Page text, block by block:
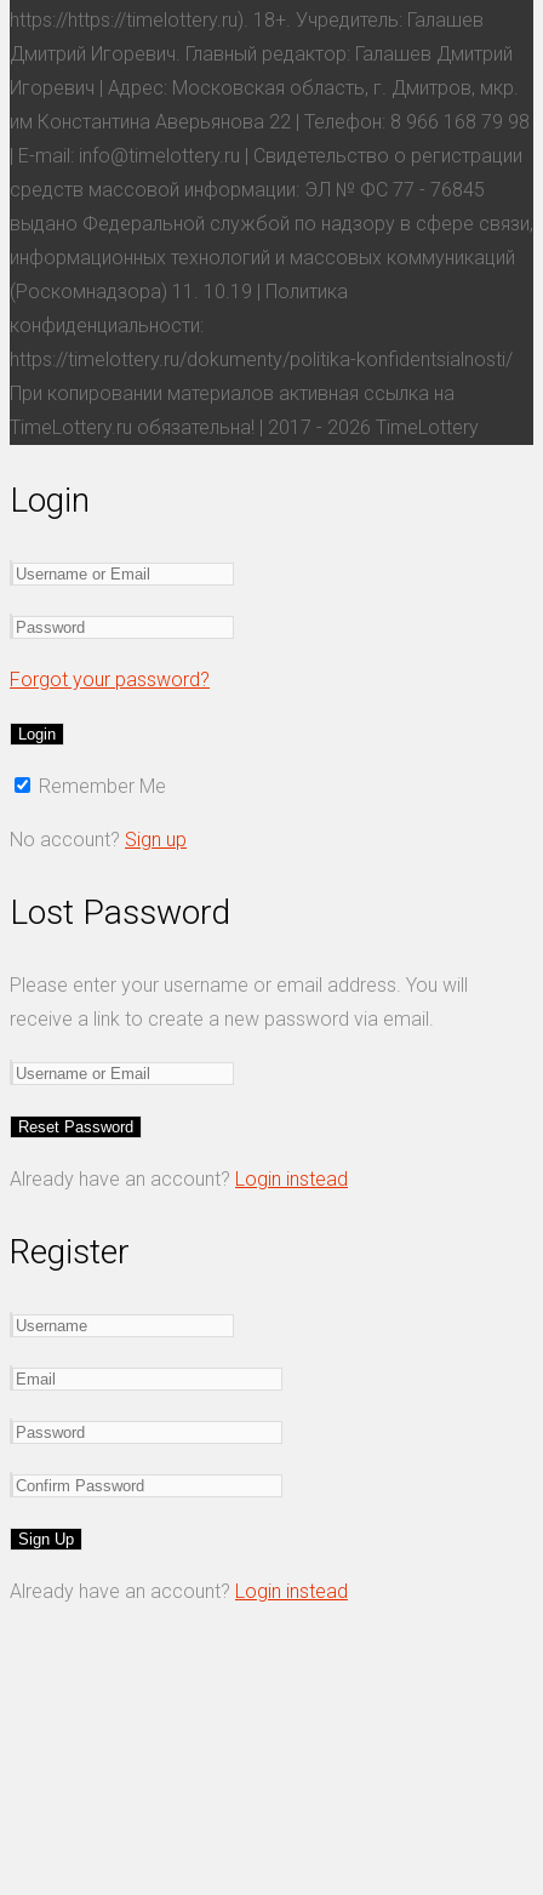
https://https://timelottery.ru). 18+. Учредитель: Галашев
Дмитрий Игоревич. Главный редактор: Галашев Дмитрий
Игоревич | Адрес: Московская область, г. Дмитров, мкр.
им Константина Аверьянова 22 | Телефон: 8 966 168 79 98
| E-mail: info@timelottery.ru | Свидетельство о регистрации
средств массовой информации: ЭЛ № ФС 77 - 76845
выдано Федеральной службой по надзору в сфере связи,
информационных технологий и массовых коммуникаций
(Роскомнадзора) 11. 10.19 | Политика
конфиденциальности:
https://timelottery.ru/dokumenty/politika-konfidentsialnosti/
При копировании материалов активная ссылка на
TimeLottery.ru обязательна! | 2017 - 2026 TimeLottery
Login
Forgot your password?
Remember Me
No account? Sign up
Lost Password
Please enter your username or email address. You will
receive a link to create a new password via email.
Already have an account? Login instead
Register
Already have an account? Login instead